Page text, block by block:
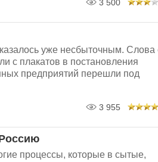
3 500
уже несбыточным. Слова
с плакатов в постановления
предприятий перешли под
3 955
процессы, которые в сытые,